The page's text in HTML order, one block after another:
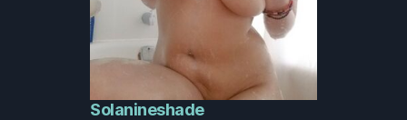
Solanineshade